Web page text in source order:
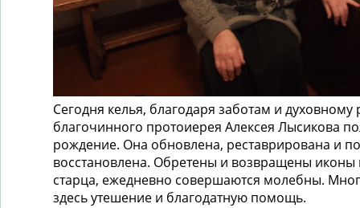
Сегодня келья, благодаря заботам и духовному
благочинного протоиерея Алексея Лысикова
рождение. Она обновлена, реставрирована и
восстановлена. Обретены и возвращены
старца, ежедневно совершаются молебны.
здесь утешение и благодатную помощь.